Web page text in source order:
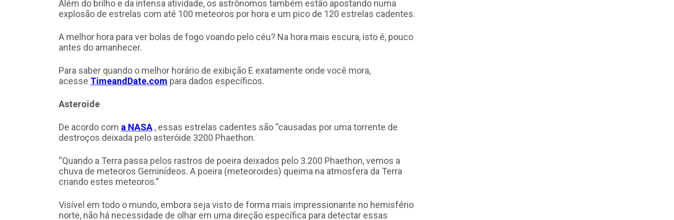
Além do brilho e da intensa atividade, os astrônomos também estão apostando numa
explosão de estrelas com até 100 meteoros por hora e um pico de 120 estrelas cadentes.
A melhor hora para ver bolas de fogo voando pelo céu? Na hora mais escura, isto é, pouco
antes do amanhecer.
Para saber quando o melhor horário de exibição E exatamente onde você mora,
acesse TimeandDate.com para dados específicos.
Asteroide
De acordo com a NASA , essas estrelas cadentes são “causadas por uma torrente de
destroços deixada pelo asteróide 3200 Phaethon.
“Quando a Terra passa pelos rastros de poeira deixados pelo 3.200 Phaethon, vemos a
chuva de meteoros Geminídeos. A poeira (meteoroides) queima na atmosfera da Terra
criando estes meteoros.”
Visível em todo o mundo, embora seja visto de forma mais impressionante no hemisfério
norte, não há necessidade de olhar em uma direção específica para detectar essas